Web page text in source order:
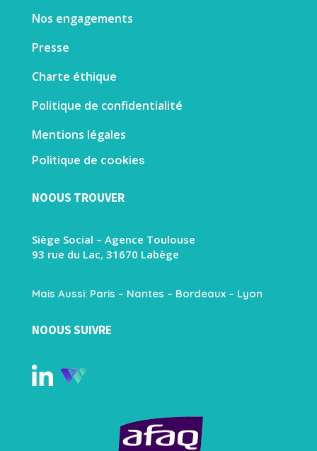
Nos engagements
Presse
Charte éthique
Politique de confidentialité
Mentions légales
Politique de cookies
NOOUS TROUVER
Siège Social – Agence Toulouse
93 rue du Lac, 31670 Labège
Mais Aussi: Paris – Nantes – Bordeaux – Lyon
NOOUS SUIVRE